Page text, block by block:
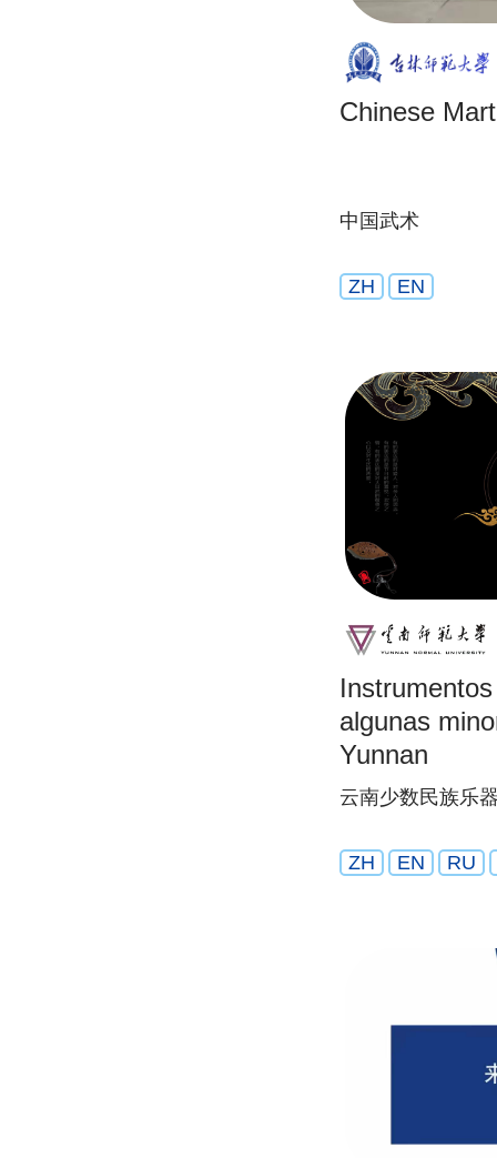
Chinese
中国武术
ZH EN
algunas
Yunnan
云南少数民族乐
ZH EN RU